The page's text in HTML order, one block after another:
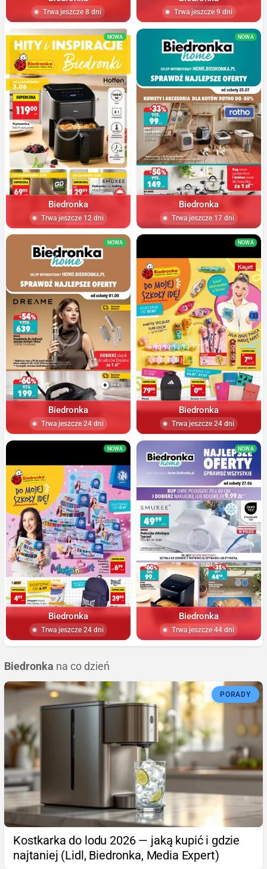
Trwa jeszcze 8 dni Trwa jeszcze 9 dni
NOWA
Biedronka
Trwa jeszcze 12 dni
NOWA
Biedronka
Trwa jeszcze 17 dni
NOWA
Biedronka
Trwa jeszcze 24 dni
NOWA
Biedronka
Trwa jeszcze 24 dni
NOWA
Biedronka
Trwa jeszcze 24 dni
NOWA
Biedronka
Trwa jeszcze 44 dni
Biedronka na co dzień
PORADY
Kostkarka do lodu 2026 — jaką kupić i gdzie
najtaniej (Lidl, Biedronka, Media Expert)